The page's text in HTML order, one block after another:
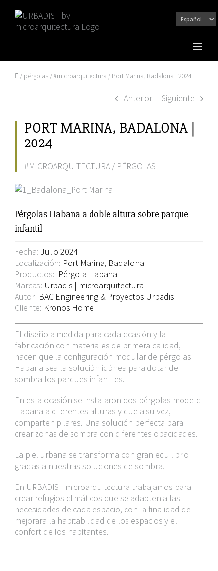
contenido
/ pérgolas /#microarquitectura / Port Marina, Badalona | 2024
Anterior Siguiente
PORT MARINA, BADALONA |
2024
#MICROARQUITECTURA / PÉRGOLAS
Ver
más
grande
Pérgolas Habana a doble altura sobre parque
infantil
Fecha: Julio 2024
Localización: Port Marina, Badalona
Productos: Pérgola Habana
Marcas: Urbadis | microarquitectura
Autor: BAC Engineering & Proyectos Urbadis
Cliente: Kronos Home
El diseño a medida para cada ocasión y la
fabricación con materiales de primera calidad,
hacen que la configuración modular de pérgolas
Habana sea la solución idónea para dotar de
sombra los parques infantiles.
En esta ocasión se instalaron dos pérgolas modelo
Habana a diferentes alturas y que a su vez,
comparten pilares. Una solución perfecta para
crear zonas de sombra con diferentes opacidades.
La piel urbana se transforma con gran equilibrio
gracias a nuestras soluciones de sombra.
En URBADIS | microarquitectura trabajamos para
crear refugios climáticos que se adapten a las
necesidades de cada espacio, con la finalidad de
mejorara la habitabilidad de los espacios y el
confort de los habitantes.